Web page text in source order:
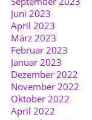
Juni 2023
April 2023
März 2023
Februar 2023
Januar 2023
Dezember 2022
November 2022
Oktober 2022
April 2022